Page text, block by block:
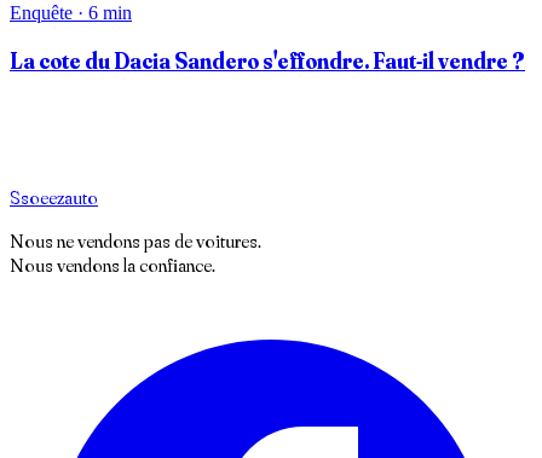
Enquête · 6 min
La cote du Dacia Sandero s'effondre. Faut-il vendre ?
Ssoeezauto
Nous ne vendons pas de voitures.
Nous vendons la confiance.